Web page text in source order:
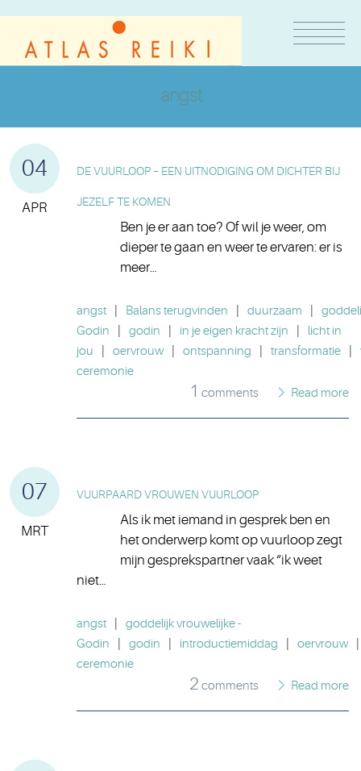
angst
04
APR
DE VUURLOOP – EEN UITNODIGING OM DICHTER BIJ
JEZELF TE KOMEN
Ben je er aan toe? Of wil je weer, om
dieper te gaan en weer te ervaren: er is
meer…
angst Balans terugvinden duurzaam
Godin
godin in je eigen kracht zijn
licht in
jou
oervrouw ontspanning transformatie
ceremonie
1 comments Read more
07
MRT
VUURPAARD VROUWEN VUURLOOP
Als ik met iemand in gesprek ben en
het onderwerp komt op vuurloop zegt
mijn gesprekspartner vaak “ik weet
niet…
angst
goddelijk vrouwelijke -
Godin
godin introductiemiddag oervrouw
ceremonie
2 comments Read more